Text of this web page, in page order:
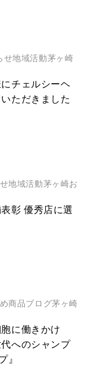
せ地域活動茅ヶ崎
チェルシーヘ
ただきました
地域活動茅ヶ崎お
彰 優秀店に選
商品ブログ茅ヶ崎
に働きかけ
代へのシャンプ
』